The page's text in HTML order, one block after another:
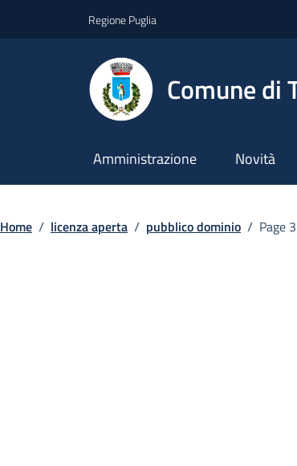
Regione Puglia
Comune di
Amministrazione Novità
Home / licenza aperta / pubblico dominio / Page 3